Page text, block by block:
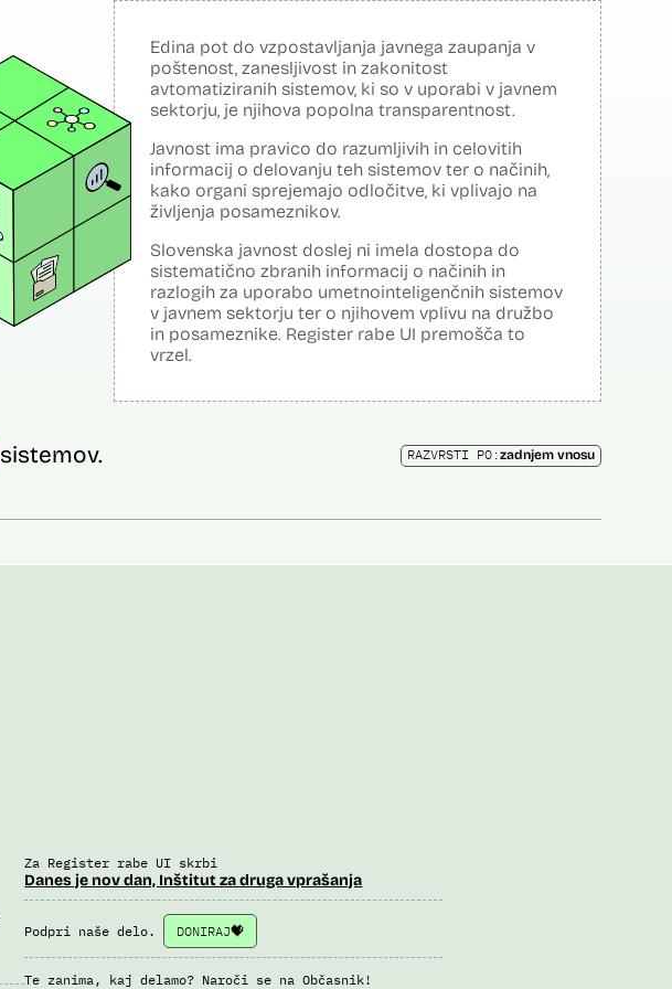
Edina pot do vzpostavljanja javnega zaupanja v
poštenost, zanesljivost in zakonitost
avtomatiziranih sistemov, ki so v uporabi v javnem
sektorju, je njihova popolna transparentnost.
Javnost ima pravico do razumljivih in celovitih
informacij o delovanju teh sistemov ter o načinih,
kako organi sprejemajo odločitve, ki vplivajo na
življenja posameznikov.
Slovenska javnost doslej ni imela dostopa do
sistematično zbranih informacij o načinih in
razlogih za uporabo umetnointeligenčnih sistemov
v javnem sektorju ter o njihovem vplivu na družbo
in posameznike. Register rabe UI premošča to
vrzel.
sistemov. RAZVRSTI PO:zadnjem vnosu
Za Register rabe UI skrbi
Danes je nov dan, Inštitut za druga vprašanja
Podpri naše delo. DONIRAJ
Te zanima, kaj delamo? Naroči se na Občasnik!